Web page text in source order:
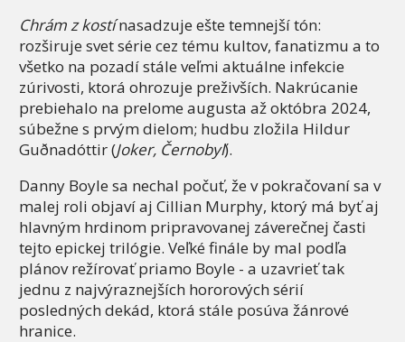
Chrám z kostínasadzuje ešte temnejší tón:
rozširuje svet série cez tému kultov, fanatizmu a to
všetko na pozadí stále veľmi aktuálne infekcie
zúrivosti, ktorá ohrozuje preživších. Nakrúcanie
prebiehalo na prelome augusta až októbra 2024,
súbežne s prvým dielom; hudbu zložila Hildur
Guðnadóttir (Joker, Černobyľ).
Danny Boyle sa nechal počuť, že v pokračovaní sa v
malej roli objaví aj Cillian Murphy, ktorý má byť aj
hlavným hrdinom pripravovanej záverečnej časti
tejto epickej trilógie. Veľké finále by mal podľa
plánov režírovať priamo Boyle - a uzavrieť tak
jednu z najvýraznejších hororových sérií
posledných dekád, ktorá stále posúva žánrové
hranice.